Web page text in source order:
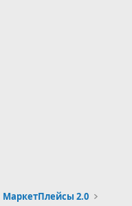
МаркетПлейсы 2.0